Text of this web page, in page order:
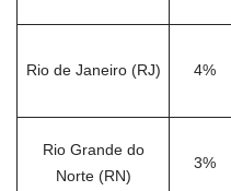
Rio de Janeiro (RJ) 4%
Rio Grande do
Norte (RN)
3%